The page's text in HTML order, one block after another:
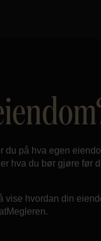
du på hva egen
hva du bør gjøre før
vise hvordan din